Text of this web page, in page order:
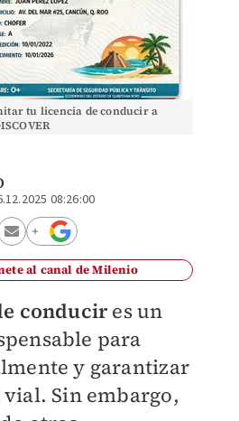
tu licencia de conducir a
08:26:00
al canal de Milenio
conducires un
para
y garantizar
Sin embargo,